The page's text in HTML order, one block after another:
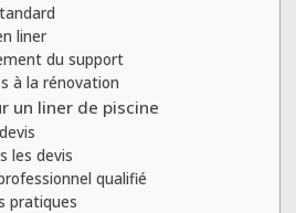
liner
du support
à la rénovation
un liner de piscine
les devis
qualifié
pratiques